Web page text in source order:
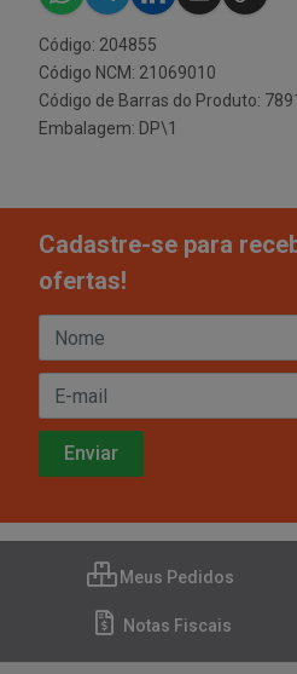
Código: 204855
Código NCM: 21069010
Código de Barras do Produto:
Embalagem: DP\1
Cadastre-se para
ofertas!
Meus Pedidos
Notas Fiscais